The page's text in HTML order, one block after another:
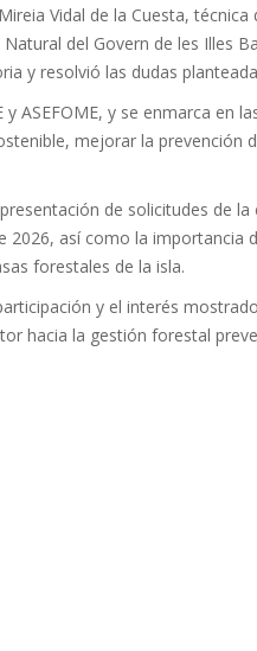
Vidal de la Cuesta, técnica
del Govern de les Illes
y resolvió las dudas
ASEFOME, y se enmarca en
mejorar la prevención
de solicitudes de
así como la importancia
forestales de la isla.
y el interés
hacia la gestión forestal